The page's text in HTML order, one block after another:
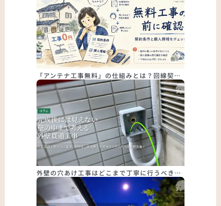
「アンテナ工事無料」の仕組みとは？回線契…
外壁の穴あけ工事はどこまで丁寧に行うべき…